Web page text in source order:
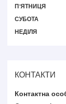
ПʼЯТНИЦЯ
СУБОТА
НЕДІЛЯ
КОНТАКТИ